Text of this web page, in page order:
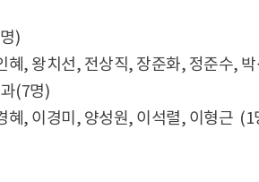
)
혜, 왕치선, 전상직, 장준화, 정준수,
(7명)
혜, 이경미, 양성원, 이석렬, 이형근 (1